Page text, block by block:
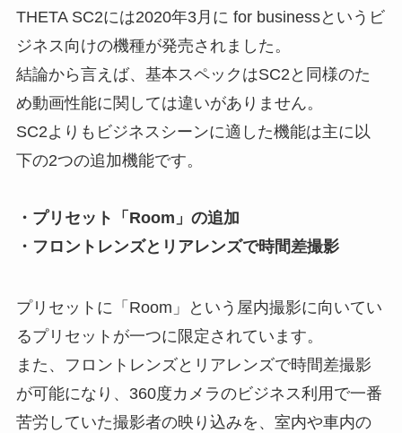
THETA SC2には2020年3月に for businessというビ
ジネス向けの機種が発売されました。
結論から言えば、基本スペックはSC2と同様のた
め動画性能に関しては違いがありません。
SC2よりもビジネスシーンに適した機能は主に以
下の2つの追加機能です。
・プリセット「Room」の追加
・フロントレンズとリアレンズで時間差撮影
プリセットに「Room」という屋内撮影に向いてい
るプリセットが一つに限定されています。
また、フロントレンズとリアレンズで時間差撮影
が可能になり、360度カメラのビジネス利用で一番
苦労していた撮影者の映り込みを、室内や車内の